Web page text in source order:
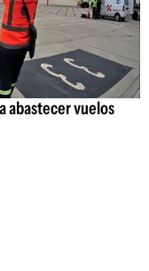
abastecer vuelos